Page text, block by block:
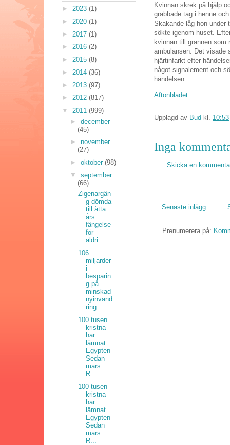
Kvinnan skrek på hjälp
grabbade tag i henne
Skakande låg hon under
sökte igenom huset.
kvinnan till grannen som
ambulansen. Det visade
hjärtinfarkt efter
något signalement och
händelsen.
Aftonbladet
Upplagd av Bud kl. 10:53
Inga
Skicka en
Senaste inlägg
Prenumerera på:
► 2023 (1)
► 2020 (1)
► 2017 (1)
► 2016 (2)
► 2015 (8)
► 2014 (36)
► 2013 (97)
► 2012 (817)
▼ 2011 (999)
► december
(45)
► november
(27)
► oktober (98)
▼ september
(66)
Zigenargän
g dömda
till åtta
års
fängelse
för
åldri...
106
miljarder
i
besparin
g på
minskad
nyinvand
ring ...
100 tusen
kristna
har
lämnat
Egypten
Sedan
mars:
R...
100 tusen
kristna
har
lämnat
Egypten
Sedan
mars:
R...